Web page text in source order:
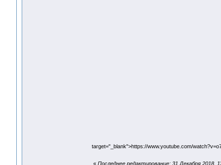
target="_blank">https://www.youtube.com/
« Последнее редактирование: 31 Декабря 2018,